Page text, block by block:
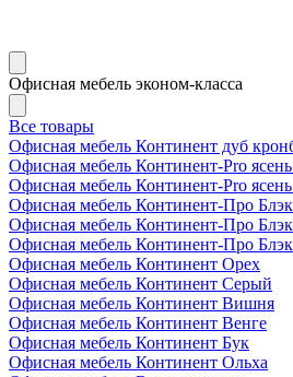
Офисная мебель эконом-класса
Все товары
Офисная мебель Континент дуб
Офисная мебель Континент-Pro
Офисная мебель Континент-Pro
Офисная мебель Континент-Про Блэк
Офисная мебель Континент-Про
Офисная мебель Континент-Про Блэк
Офисная мебель Континент Орех
Офисная мебель Континент Серый
Офисная мебель Континент Вишня
Офисная мебель Континент Венге
Офисная мебель Континент Бук
Офисная мебель Континент Ольха